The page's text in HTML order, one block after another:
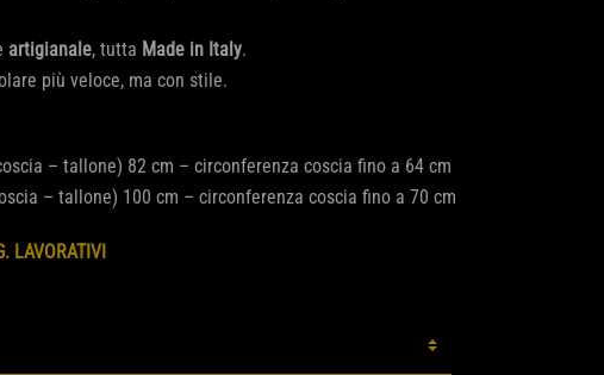
artigianale, tutta Made in Italy.
più veloce, ma con stile.
– tallone) 82 cm – circonferenza coscia fino a 64 cm
– tallone) 100 cm – circonferenza coscia fino a 70 cm
LAVORATIVI